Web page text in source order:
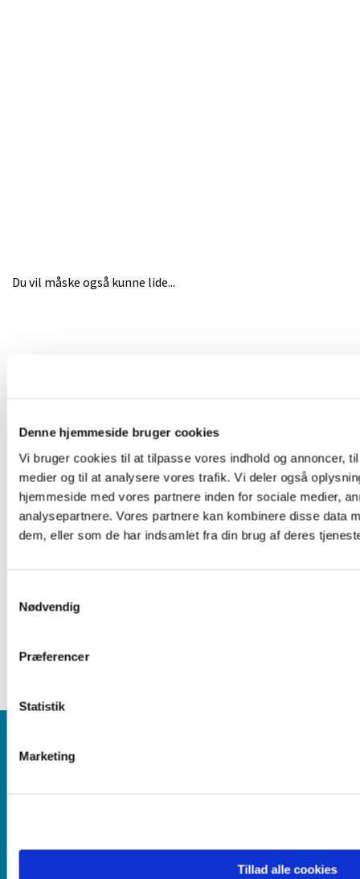
Denne hjemmeside bruger cookies
Vi bruger cookies til at tilpasse vores indhold og annoncer,
medier og til at analysere vores trafik. Vi deler også
hjemmeside med vores partnere inden for sociale medier,
analysepartnere. Vores partnere kan kombinere disse data
dem, eller som de har indsamlet fra din brug af deres
Nødvendig
Præferencer
Statistik
Marketing
Tillad alle cookies
Du vil måske også kunne lide...